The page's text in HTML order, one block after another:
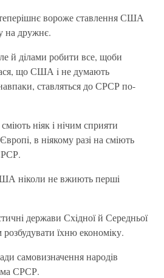
вороже ставлення США
на дружнє.
й дiлами робити все, щоби
що США i не думають
ставляться до СРСР по-
нiяк i нiчим сприяти
в нiякому разi на смiють
нiколи не вжиють першi
держави Схiдної й Середньої
їхню економiку.
самовизначення народiв
СРСР.